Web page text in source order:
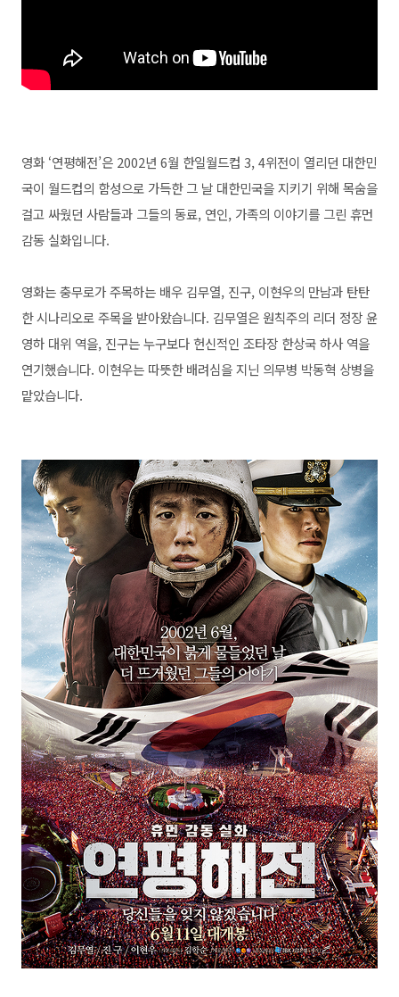
영화 ‘연평해전’은 2002년 6월 한일월드컵 3, 4위전이 열리던 대한민
국이 월드컵의 함성으로 가득한 그 날 대한민국을 지키기 위해 목숨을
걸고 싸웠던 사람들과 그들의 동료, 연인, 가족의 이야기를 그린 휴먼
감동 실화입니다.
영화는 충무로가 주목하는 배우 김무열, 진구, 이현우의 만남과 탄탄
한 시나리오로 주목을 받아왔습니다. 김무열은 원칙주의 리더 정장 윤
영하 대위 역을, 진구는 누구보다 헌신적인 조타장 한상국 하사 역을
연기했습니다. 이현우는 따뜻한 배려심을 지닌 의무병 박동혁 상병을
맡았습니다.